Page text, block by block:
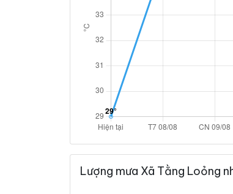
Lượng mưa Xã Tằng Loỏng